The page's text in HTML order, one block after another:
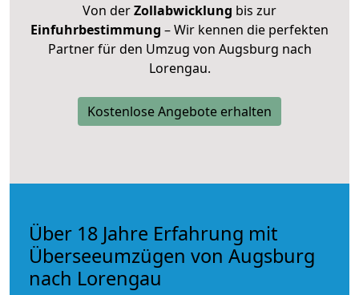
Von derZollabwicklung bis zur
Einfuhrbestimmung – Wir kennen die perfekten
Partner für den Umzug von Augsburg nach
Lorengau.
Kostenlose Angebote erhalten
Über 18 Jahre Erfahrung mit
Überseeumzügen von Augsburg
nach Lorengau